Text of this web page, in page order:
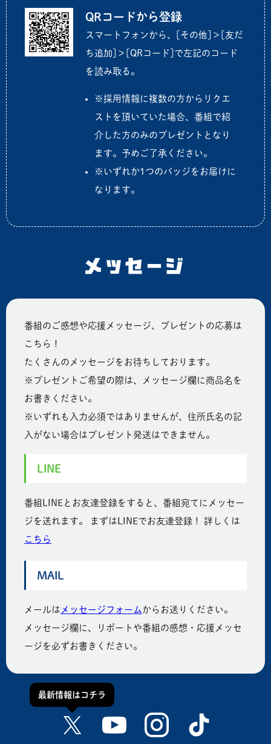
QRコードから登録
スマートフォンから、[その他]＞[友だ
ち追加]＞[QRコード]で左記のコード
を読み取る。
※採用情報に複数の方からリクエ
ストを頂いていた場合、番組で紹
介した方のみのプレゼントとなり
ます。予めご了承ください。
※いずれか1つのバッジをお届けに
なります。
メッセージ
番組のご感想や応援メッセージ、プレゼントの応募は
こちら！
たくさんのメッセージをお待ちしております。
※プレゼントご希望の際は、メッセージ欄に商品名を
お書きください。
※いずれも入力必須ではありませんが、住所氏名の記
入がない場合はプレゼント発送はできません。
LINE
番組LINEとお友達登録をすると、番組宛てにメッセー
ジを送れます。 まずはLINEでお友達登録！ 詳しくは
こちら
MAIL
メールは メッセージフォーム からお送りください。
メッセージ欄に、リポートや番組の感想・応援メッセ
ージを必ずお書きください。
最新情報はコチラ